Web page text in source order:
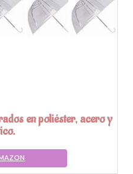
en poliéster, acero y